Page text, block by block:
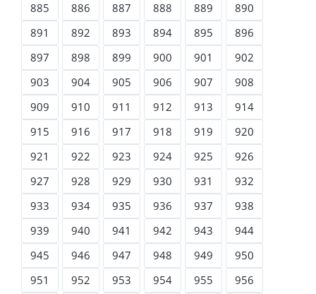
885
886 887 888 889
890
891
892 893 894 895
896
897
898 899 900 901
902
903
904 905 906 907
908
909
910 911 912 913
914
915
916 917 918 919
920
921
922 923 924 925
926
927
928 929 930 931
932
933
934 935 936 937
938
939
940 941 942 943
944
945
946 947 948 949
950
951
952 953 954 955
956